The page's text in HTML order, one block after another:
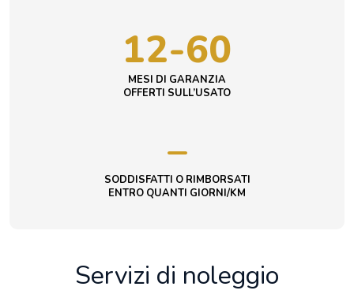
12-60
MESI DI GARANZIA
OFFERTI SULL’USATO
–
SODDISFATTI O RIMBORSATI
ENTRO QUANTI GIORNI/KM
Servizi di noleggio